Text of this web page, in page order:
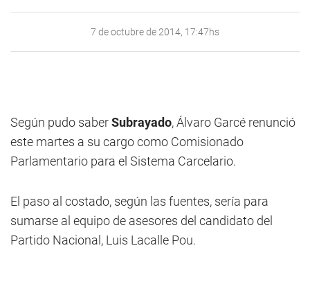
7 de octubre de 2014, 17:47hs
Según pudo saberSubrayado, Álvaro Garcé renunció
este martes a su cargo como Comisionado
Parlamentario para el Sistema Carcelario.
El paso al costado, según las fuentes, sería para
sumarse al equipo de asesores del candidato del
Partido Nacional, Luis Lacalle Pou.